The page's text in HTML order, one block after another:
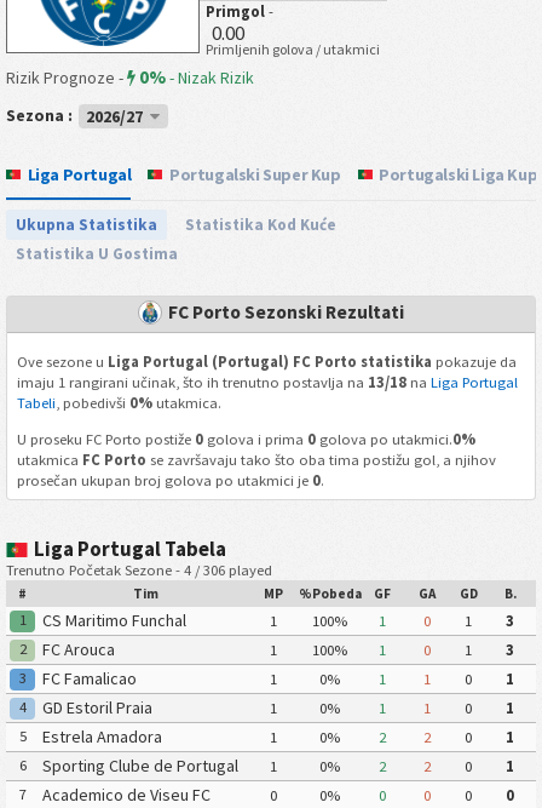
Primgol -
0.00
Primljenih golova / utakmici
Rizik Prognoze - 0%-Nizak Rizik
Sezona :
2026/27
Liga Portugal Portugalski Super Kup Portugalski Liga Kup
Ukupna Statistika
Statistika Kod Kuće
Statistika U Gostima
FC Porto Sezonski Rezultati
Ove sezone u Liga Portugal (Portugal) FC Porto statistika pokazuje da
imaju 1 rangirani učinak, što ih trenutno postavlja na 13/18na Liga Portugal
Tabeli, pobedivši 0%utakmica.
U proseku FC Porto postiže 0golova i prima 0golova po utakmici.0%
utakmica FC Porto se završavaju tako što oba tima postižu gol, a njihov
prosečan ukupan broj golova po utakmici je 0.
Liga Portugal Tabela
Trenutno Početak Sezone - 4 / 306 played
# Tim MP %Pobeda GF GA GD B.
1 CS Maritimo Funchal 1 100% 1 0 1
3
2
FC Arouca 1 100% 1 0 1
3
3
FC Famalicao 1 0% 1 1 0
1
4
GD Estoril Praia 1 0% 1 1 0
1
5
Estrela Amadora 1 0% 2 2 0
1
6
Sporting Clube de Portugal 1 0% 2 2 0
1
7
Academico de Viseu FC 0 0% 0 0 0
0